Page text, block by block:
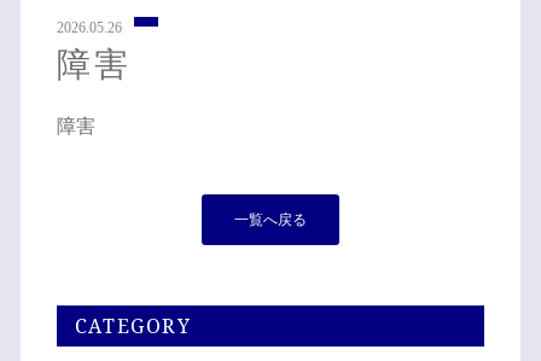
2026.05.26
障害
障害
一覧へ戻る
CATEGORY